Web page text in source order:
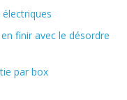
finir avec le désordre
par box